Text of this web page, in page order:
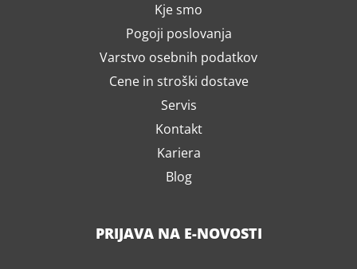
Kje smo
Pogoji poslovanja
Varstvo osebnih podatkov
Cene in stroški dostave
Servis
Kontakt
Kariera
Blog
PRIJAVA NA E-NOVOSTI